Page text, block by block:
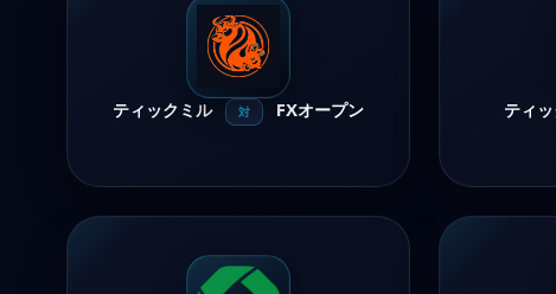
ティックミル 対 FXオープン ティ